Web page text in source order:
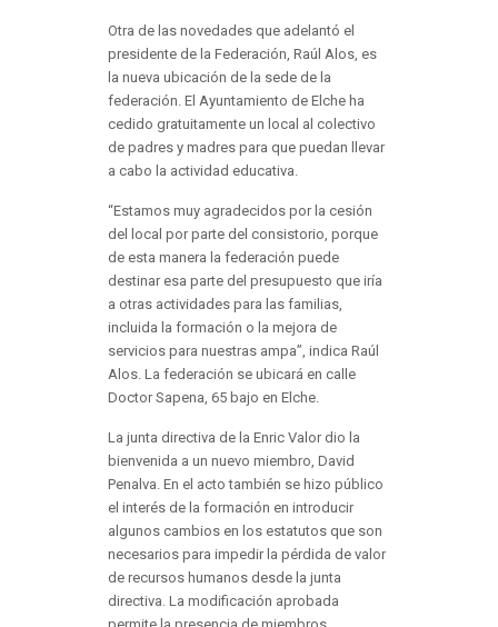
Otra de las novedades que adelantó el
presidente de la Federación, Raúl Alos, es
la nueva ubicación de la sede de la
federación. El Ayuntamiento de Elche ha
cedido gratuitamente un local al colectivo
de padres y madres para que puedan llevar
a cabo la actividad educativa.
“Estamos muy agradecidos por la cesión
del local por parte del consistorio, porque
de esta manera la federación puede
destinar esa parte del presupuesto que iría
a otras actividades para las familias,
incluida la formación o la mejora de
servicios para nuestras ampa”, indica Raúl
Alos. La federación se ubicará en calle
Doctor Sapena, 65 bajo en Elche.
La junta directiva de la Enric Valor dio la
bienvenida a un nuevo miembro, David
Penalva. En el acto también se hizo público
el interés de la formación en introducir
algunos cambios en los estatutos que son
necesarios para impedir la pérdida de valor
de recursos humanos desde la junta
directiva. La modificación aprobada